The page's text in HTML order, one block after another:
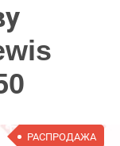
РАСПРОДАЖА